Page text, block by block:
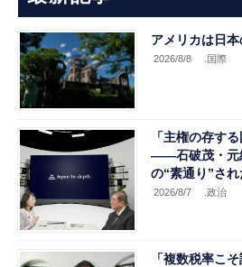
アメリカは日
2026/8/8 .国際
「主権の存す
――石破茂・元
の“素通り”さ
2026/8/7 .政治
「複数税率こ